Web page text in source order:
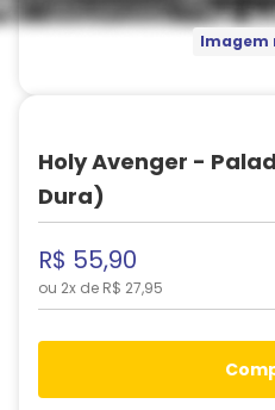
Imagem
Holy Avenger -
Dura)
R$ 55,90
ou 2x de R$ 27,95